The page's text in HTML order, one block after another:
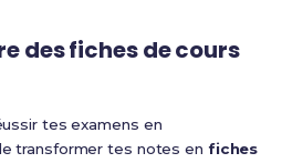
des fiches de cours
tes examens en
transformer tes notes en fiches